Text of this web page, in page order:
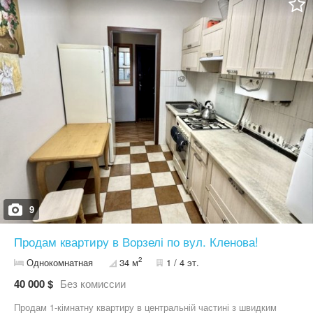
супермаркет та багато іншого. Зручне,та вдале планування: на
першому поверсі коридор, кухня-студія, с/в, вітальня, великий
балкон під сходами комора. На другому поверсі чотири окремі
спальні ( 18,3 -26,3 -18,0 -20,7), с/в, гардероб. Багато вікон -
світла та затишна. Ремонт із якісних матеріалів, вбудовані
меблі. По всій квартирі розведена тепла підлога. П’ять
кондиціонерів, пральна та посудомийна машинки ,телевізори,
вмонтована мікрохвильова та духова шафи ,витяжка,
холодильник, бойлер на гарячу воду. Два санвузла,окрема
кімната з джакузі,велика гардеробна. -Опалення центральне,
встановлене безперебійне електроживлення,два якісних,та
потужних акамулятора,при інтенсивному використанню
єлектрожнергії,при відсутності єлектроєнергії,вистачає на три
доби,при помірному та єкономному вистачає до тижня.
Мінімальне оформлення (всього 2%). Без комісії для покупця
9
Продам квартиру в Ворзелі по вул. Кленова!
Однокомнатная 34 м2 1 / 4 эт.
40 000 $ Без комиссии
Продам 1-кімнатну квартиру в центральній частині з швидким